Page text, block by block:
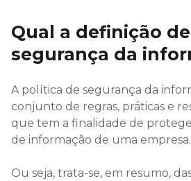
Qual a definição
segurança da
A política de segurança da
conjunto de regras, práticas e
que tem a finalidade de
de informação de uma empresa.
Ou seja, trata-se, em resumo,